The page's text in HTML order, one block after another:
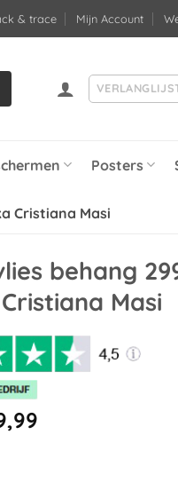
& trace Mijn Account
Posters
Cristiana Masi
behang
Masi
Huidige